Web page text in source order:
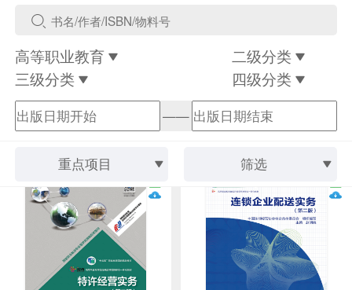
高等职业教育
二级分类
三级分类
四级分类
——
重点项目 筛选